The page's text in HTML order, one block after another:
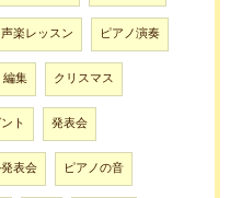
声楽レッスン ピアノ演奏
編集 クリスマス
ト 発表会
表会 ピアノの音